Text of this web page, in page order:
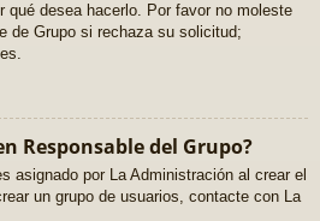
qué desea hacerlo. Por favor no moleste
de Grupo si rechaza su solicitud;
Responsable del Grupo?
asignado por La Administración al crear el
un grupo de usuarios, contacte con La